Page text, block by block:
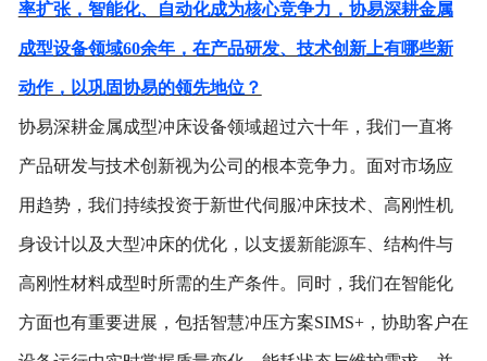
率扩张，智能化、自动化成为核心竞争力，协易深耕金属
成型设备领域60余年，在产品研发、技术创新上有哪些新
动作，以巩固协易的领先地位？
协易深耕金属成型冲床设备领域超过六十年，我们一直将
产品研发与技术创新视为公司的根本竞争力。面对市场应
用趋势，我们持续投资于新世代伺服冲床技术、高刚性机
身设计以及大型冲床的优化，以支援新能源车、结构件与
高刚性材料成型时所需的生产条件。同时，我们在智能化
方面也有重要进展，包括智慧冲压方案SIMS+，协助客户在